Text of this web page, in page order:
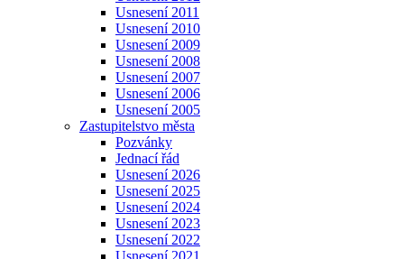
Usnesení 2011
Usnesení 2010
Usnesení 2009
Usnesení 2008
Usnesení 2007
Usnesení 2006
Usnesení 2005
Zastupitelstvo města
Pozvánky
Jednací řád
Usnesení 2026
Usnesení 2025
Usnesení 2024
Usnesení 2023
Usnesení 2022
Usnesení 2021